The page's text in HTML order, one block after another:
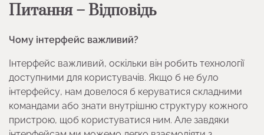
Питання – Відповідь
Чому інтерфейс важливий?
Інтерфейс важливий, оскільки він робить технології
доступними для користувачів. Якщо б не було
інтерфейсу, нам довелося б керуватися складними
командами або знати внутрішню структуру кожного
пристрою, щоб користуватися ним. Але завдяки